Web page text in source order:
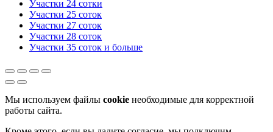
Участки 24 сотки
Участки 25 соток
Участки 27 соток
Участки 28 соток
Участки 35 соток и больше
Мы используем файлы cookie необходимые для корректной
работы сайта.